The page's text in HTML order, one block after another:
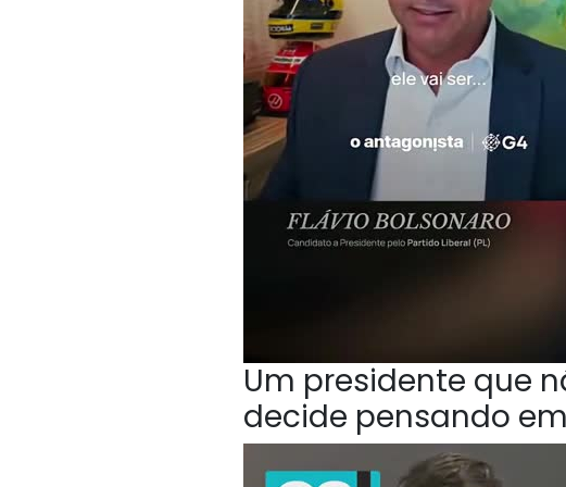
Um presidente que
decide pensando